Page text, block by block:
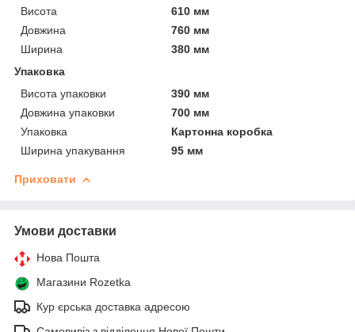
Висота
610 мм
Довжина
760 мм
Ширина
380 мм
Упаковка
Висота упаковки
390 мм
Довжина упаковки
700 мм
Упаковка
Картонна коробка
Ширина упакування
95 мм
Приховати
Умови доставки
Нова Пошта
Магазини Rozetka
Кур єрська доставка адресою